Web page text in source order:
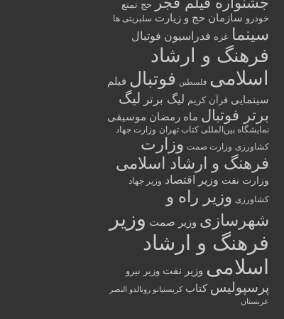
حج تمتع
خودرو سازمان حج و زیارت سلبریتی ها
سینما غزه فدراسیون فوتبال
فرهنگ و ارشاد
اسلامی فلسطین فوتبال فیلم
سینمایی قرآن کریم لیگ برتر لیگ
برتر فوتبال ماه رمضان موسیقی
نمایشگاه بین‌المللی کتاب تهران وزارت جهاد
کشاورزی وزارت صمت وزارت
فرهنگ و ارشاد اسلامی
وزارت نفت وزیر اقتصاد وزیر جهاد
کشاورزی وزیر راه و
شهرسازی وزیر صمت وزیر
فرهنگ و ارشاد
اسلامی وزیر نفت وزیر نیرو
پرسپولیس کتاب کریستیانو رونالدو النصر
عربستان